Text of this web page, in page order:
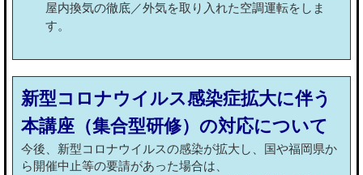
屋内換気の徹底／外気を取り入れた空調運転をしま
す。
新型コロナウイルス感染症拡大に伴う
本講座（集合型研修）の対応について
今後、新型コロナウイルスの感染が拡大し、国や福岡県か
ら開催中止等の要請があった場合は、